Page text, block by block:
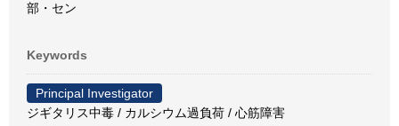
部・セン
Keywords
Principal Investigator
ジギタリス中毒 / カルシウム過負荷 / 心筋障害